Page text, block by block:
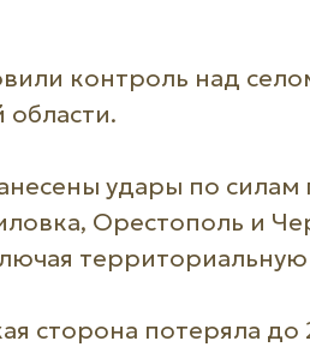
контроль над
удары по силам
Орестополь и
сторона потеряла до